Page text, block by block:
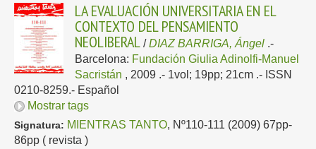
LA EVALUACIÓN UNIVERSITARIA EN EL
CONTEXTO DEL PENSAMIENTO
NEOLIBERAL /DIAZ BARRIGA, Ángel .-
Barcelona: Fundación Giulia Adinolfi-Manuel
Sacristán , 2009 .- 1vol; 19pp; 21cm .- ISSN
0210-8259.- Español
Mostrar tags
Signatura: MIENTRAS TANTO, Nº110-111 (2009) 67pp-
86pp ( revista )